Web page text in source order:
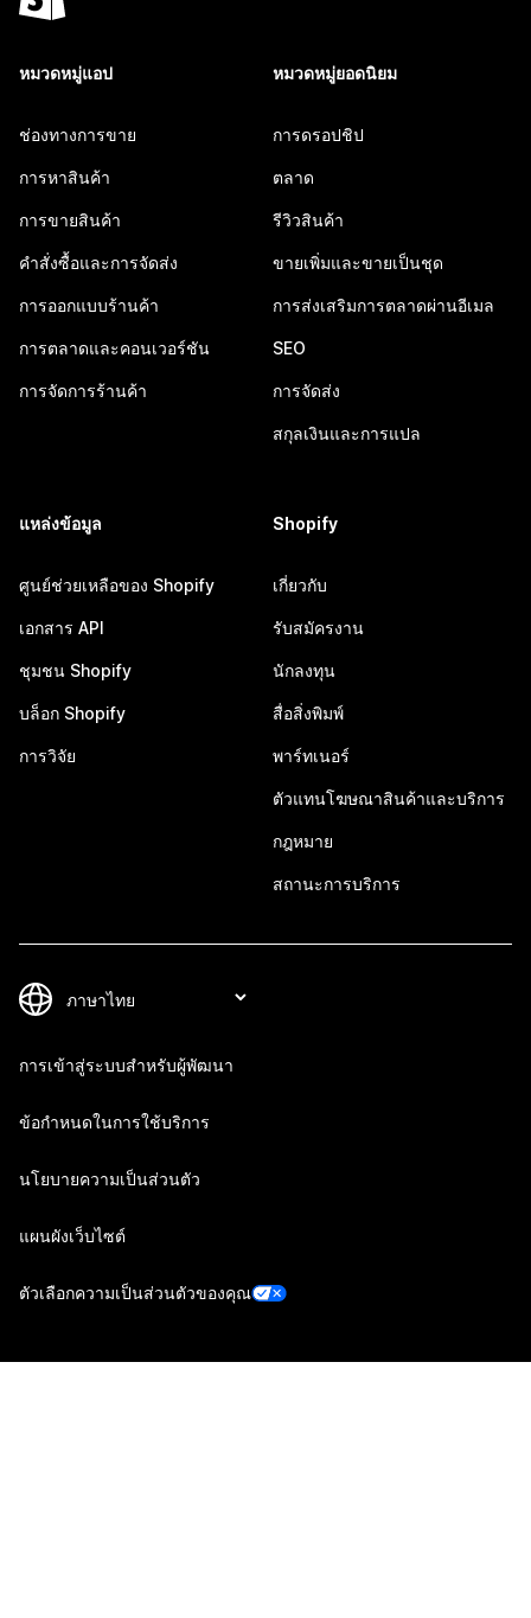
หมวดหมู่แอป
ช่องทางการขาย
การหาสินค้า
การขายสินค้า
คำสั่งซื้อและการจัดส่ง
การออกแบบร้านค้า
การตลาดและคอนเวอร์ชัน
การจัดการร้านค้า
หมวดหมู่ยอดนิยม
การดรอปชิป
ตลาด
รีวิวสินค้า
ขายเพิ่มและขายเป็นชุด
การส่งเสริมการตลาดผ่านอีเมล
SEO
การจัดส่ง
สกุลเงินและการแปล
แหล่งข้อมูล
ศูนย์ช่วยเหลือของ Shopify
เอกสาร API
ชุมชน Shopify
บล็อก Shopify
การวิจัย
Shopify
เกี่ยวกับ
รับสมัครงาน
นักลงทุน
สื่อสิ่งพิมพ์
พาร์ทเนอร์
ตัวแทนโฆษณาสินค้าและบริการ
กฎหมาย
สถานะการบริการ
การเข้าสู่ระบบสำหรับผู้พัฒนา
ข้อกำหนดในการใช้บริการ
นโยบายความเป็นส่วนตัว
แผนผังเว็บไซต์
ตัวเลือกความเป็นส่วนตัวของคุณ